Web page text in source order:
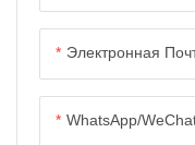
Электронная
WhatsApp/